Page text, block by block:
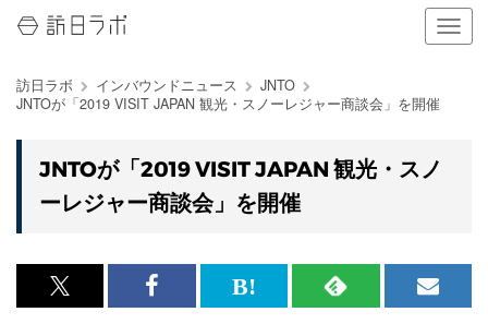
ナ
ビ
切
替
訪日ラボ インバウンドニュース
JNTO
JNTOが「2019 VISIT JAPAN 観光・スノーレジャー商談会」を開催
JNTOが「2019 VISIT JAPAN 観光・スノ
ーレジャー商談会」を開催
x<br>
Facebook<br>
は
RSS
メ